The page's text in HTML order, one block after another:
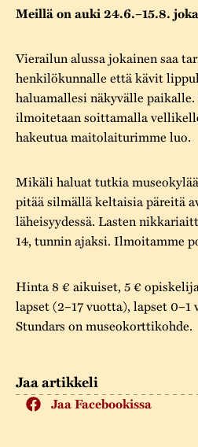
Jaa artikkeli
Jaa Facebookissa
Meillä on auki 24.6.–15.8.
Vierailun alussa jokainen saa
henkilökunnalle että kävit
haluamallesi näkyvälle
ilmoitetaan soittamalla
hakeutua maitolaiturimme luo.
Mikäli haluat tutkia
pitää silmällä keltaisia päreitä
läheisyydessä. Lasten
14, tunnin ajaksi. Ilmoitamme
Hinta 8 € aikuiset, 5 €
lapset (2–17 vuotta), lapset
Stundars on museokorttikohde.